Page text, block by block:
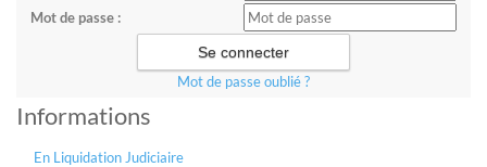
Mot de passe :
Mot de passe oublié ?
Informations
En Liquidation Judiciaire